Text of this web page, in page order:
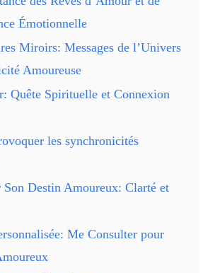
Émotionnelle
Miroirs: Messages de l’Univers
Amoureuse
Quête Spirituelle et Connexion
les synchronicités
Son Destin Amoureux: Clarté et
Me Consulter pour